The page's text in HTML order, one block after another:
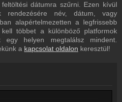
dátumra szűrni. Ezen kívül
név, dátum, vagy
alapértelmezetten a legfrissebb
többet a különböző platformok
egy helyen megtalálsz mindent.
a kapcsolat oldalon keresztül!